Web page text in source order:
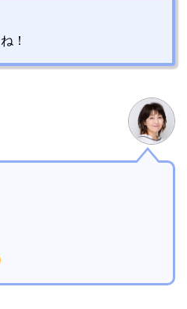
！